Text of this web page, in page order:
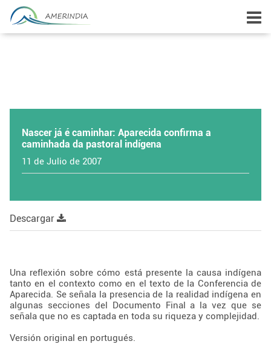
Nascer já é caminhar: Aparecida confirma a
caminhada da pastoral indígena
11 de Julio de 2007
Descargar
Una reflexión sobre cómo está presente la causa indígena
tanto en el contexto como en el texto de la Conferencia de
Aparecida. Se señala la presencia de la realidad indígena en
algunas secciones del Documento Final a la vez que se
señala que no es captada en toda su riqueza y complejidad.
Versión original en portugués.